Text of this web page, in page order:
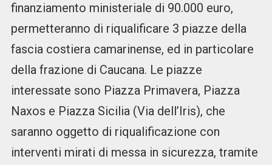
finanziamento ministeriale di 90.000 euro,
permetteranno di riqualificare 3 piazze della
fascia costiera camarinense, ed in particolare
della frazione di Caucana. Le piazze
interessate sono Piazza Primavera, Piazza
Naxos e Piazza Sicilia (Via dell’Iris), che
saranno oggetto di riqualificazione con
interventi mirati di messa in sicurezza, tramite